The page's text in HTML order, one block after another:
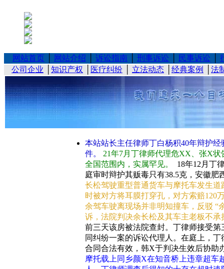
网站首页 网站介绍 诉讼指南 刑事诉讼 民事诉讼
公司企业
知识产权 医疗纠纷 立法动态 经典案例 法
本站站长主任律师丁白杨积40年辩护
件。
21年7月丁律师代理危XX、张X
全国范围内，实属罕见。 18年12月丁
庭审时辩护其贩毒只有38.5克，安徽
长松驾驶重型普通货车与摩托车发生
时被对方将耳膜打穿孔，对方索赔120
余驾车驶离现场并非明知撞车，反驳 “
诉，法院判决余长松及其车主老板不
前三天该房被法院查封。丁律师接受
同纠纷一案的诉讼代理人。在庭上，
合同合法有效，韩X于判决生效后协
摩托载上同乡颜X在知音桥上违章超车